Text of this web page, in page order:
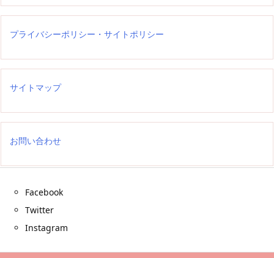
プライバシーポリシー・サイトポリシー
サイトマップ
お問い合わせ
Facebook
Twitter
Instagram